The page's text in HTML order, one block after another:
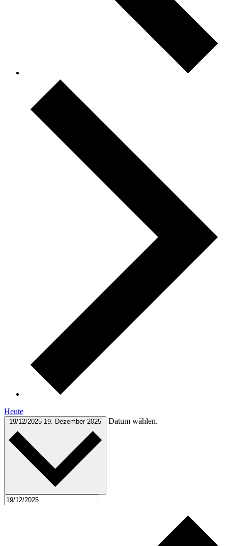
Heute
19/12/2025 19. Dezember 2025 Datum wählen.